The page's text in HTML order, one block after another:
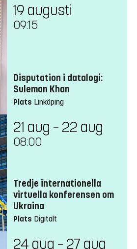
19 augusti
09:15
Disputation i datalogi:
Suleman Khan
Plats Linköping
21 aug – 22 aug
08:00
Tredje internationella
virtuella konferensen om
Ukraina
Plats Digitalt
24 aug – 27 aug